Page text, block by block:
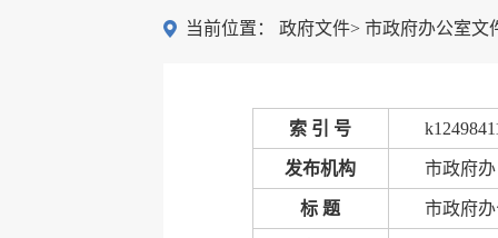
当前位置： 政府文件> 市政府办公室文
索 引 号
发布机构 市政府办
标 题 市政府